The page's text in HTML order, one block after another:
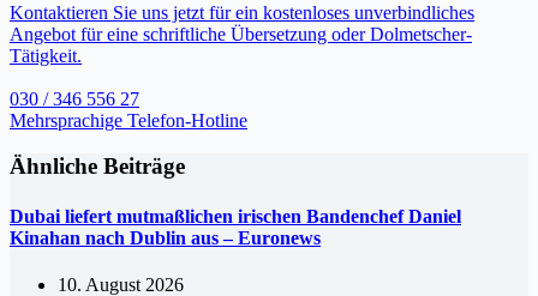
Kontaktieren Sie uns jetzt für ein kostenloses unverbindliches
Angebot für eine schriftliche Übersetzung oder Dolmetscher-
Tätigkeit.
030 / 346 556 27
Mehrsprachige Telefon-Hotline
Ähnliche Beiträge
Dubai liefert mutmaßlichen irischen Bandenchef Daniel
Kinahan nach Dublin aus – Euronews
10. August 2026